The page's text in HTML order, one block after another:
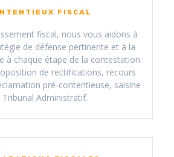
FISCAL
fiscal, nous vous aidons à
de défense pertinente et à la
à chaque étape de la contestation:
de rectifications, recours
pré-contentieuse, saisine
Tribunal Administratif.